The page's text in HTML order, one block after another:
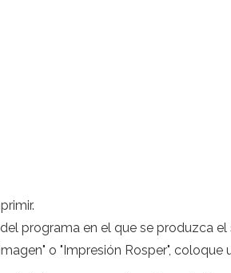
programa en el que se produzca el
o "Impresión Rosper", coloque